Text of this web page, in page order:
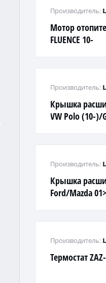
Мотор
FLUENCE 10-
Производитель:
Крышка
VW Polo (10-)/
Производитель:
Крышка
Ford/Mazda
Производитель:
Термостат
Производитель: